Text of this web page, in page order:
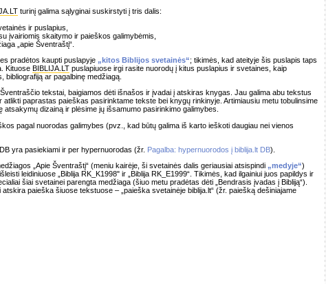
turinį galima sąlyginai suskirstyti į tris dalis:
ir puslapius,
įvairiomis skaitymo ir paieškos galimybėmis,
„apie Šventraštį“.
pradėtos kaupti puslapyje „kitos Biblijos svetainės“; tikimės, kad ateityje šis puslapis taps
Kituose BIBLIJA.LT puslapiuose irgi rasite nuorodų į kitus puslapius ir svetaines, kaip
bibliografiją ar pagalbinę medžiagą.
tekstai, baigiamos dėti išnašos ir įvadai į atskiras knygas. Jau galima abu tekstus
atlikti paprastas paieškas pasirinktame tekste bei knygų rinkinyje. Artimiausiu metu tobulinsime
atsakymų dizainą ir plėsime jų išsamumo pasirinkimo galimybes.
pagal nuorodas galimybes (pvz., kad būtų galima iš karto ieškoti daugiau nei vienos
DB yra pasiekiami ir per hypernuorodas (žr. Pagalba: hypernuorodos į biblija.lt DB).
„Apie Šventraštį“ (meniu kairėje, ši svetainės dalis geriausiai atsispindi „medyje“)
leidiniuose „Biblija RK_K1998" ir „Biblija RK_E1999“. Tikimės, kad ilgainiui juos papildys ir
šiai svetainei parengta medžiaga (šiuo metu pradėtas dėti „Bendrasis įvadas į Bibliją“).
atskira paieška šiuose tekstuose – „paieška svetainėje biblija.lt“ (žr. paiešką dešiniajame